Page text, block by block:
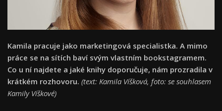
Kamila pracuje jako marketingová specialistka. A mimo
práce se na sítích baví svým vlastním bookstagramem.
Co u ní najdete a jaké knihy doporučuje, nám prozradila v
krátkém rozhovoru. (text: Kamila Víšková, foto: se souhlasem
Kamily Víškové)